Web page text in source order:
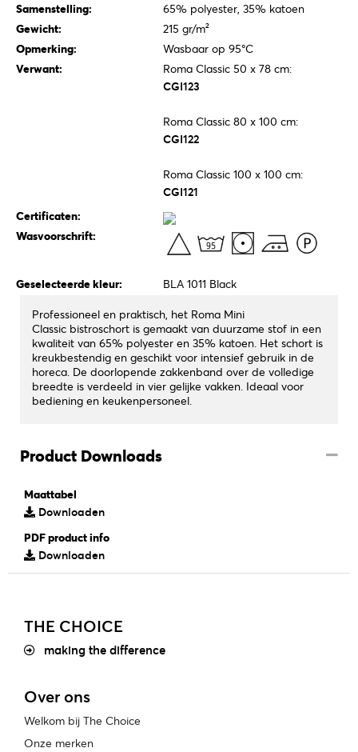
Samenstelling:
65% polyester, 35% katoen
Gewicht:
215 gr/m²
Opmerking:
Wasbaar op 95°C
Verwant:
Roma Classic 50 x 78 cm:
CGI123
Roma Classic 80 x 100 cm:
CGI122
Roma Classic 100 x 100 cm:
CGI121
Certificaten:
Wasvoorschrift:
Geselecteerde kleur: BLA 1011 Black
Professioneel en praktisch, het Roma Mini
Classic bistroschort is gemaakt van duurzame stof in een
kwaliteit van 65% polyester en 35% katoen. Het schort is
kreukbestendig en geschikt voor intensief gebruik in de
horeca. De doorlopende zakkenband over de volledige
breedte is verdeeld in vier gelijke vakken. Ideaal voor
bediening en keukenpersoneel.
Product Downloads
Maattabel
Downloaden
PDF product info
Downloaden
THE CHOICE
making the difference
Over ons
Welkom bij The Choice
Onze merken